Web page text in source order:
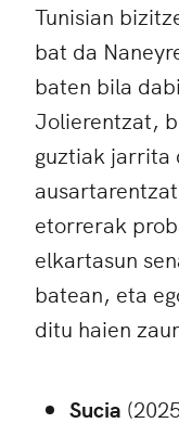
Tunisian
bat da
baten bila
Jolierentzat,
guztiak jarrita
etorrerak
elkartasun
batean, eta
ditu haien
Sucia